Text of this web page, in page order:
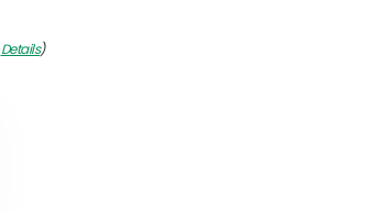
Details)